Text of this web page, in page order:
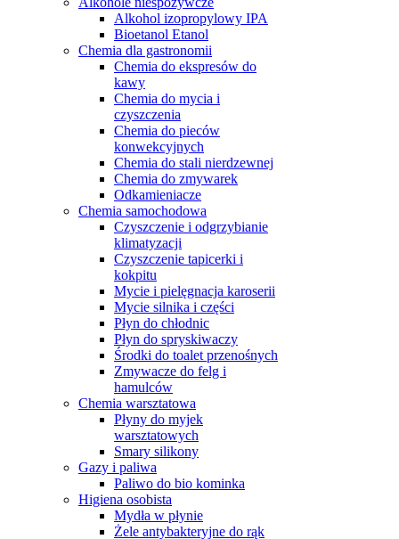
Alkohol izopropylowy IPA
Bioetanol Etanol
Chemia dla gastronomii
Chemia do ekspresów do
kawy
Chemia do mycia i
czyszczenia
Chemia do pieców
konwekcyjnych
Chemia do stali nierdzewnej
Chemia do zmywarek
Odkamieniacze
Chemia samochodowa
Czyszczenie i odgrzybianie
klimatyzacji
Czyszczenie tapicerki i
kokpitu
Mycie i pielęgnacja karoserii
Mycie silnika i części
Płyn do chłodnic
Płyn do spryskiwaczy
Środki do toalet przenośnych
Zmywacze do felg i
hamulców
Chemia warsztatowa
Płyny do myjek
warsztatowych
Smary silikony
Gazy i paliwa
Paliwo do bio kominka
Higiena osobista
Mydła w płynie
Żele antybakteryjne do rąk